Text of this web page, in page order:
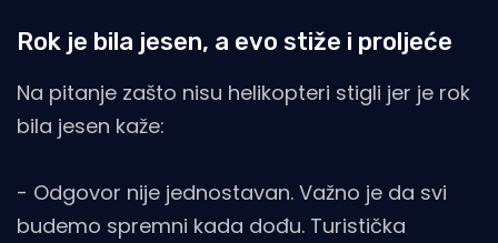
Rok je bila jesen, a evo stiže i proljeće
Na pitanje zašto nisu helikopteri stigli jer je rok
bila jesen kaže:
- Odgovor nije jednostavan. Važno je da svi
budemo spremni kada dođu. Turistička